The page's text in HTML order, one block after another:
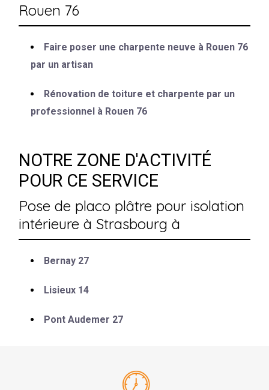
Rouen 76
Faire poser une charpente neuve à Rouen 76
par un artisan
Rénovation de toiture et charpente par un
professionnel à Rouen 76
NOTRE ZONE D'ACTIVITÉ
POUR CE SERVICE
Pose de placo plâtre pour isolation
intérieure à Strasbourg à
Bernay 27
Lisieux 14
Pont Audemer 27